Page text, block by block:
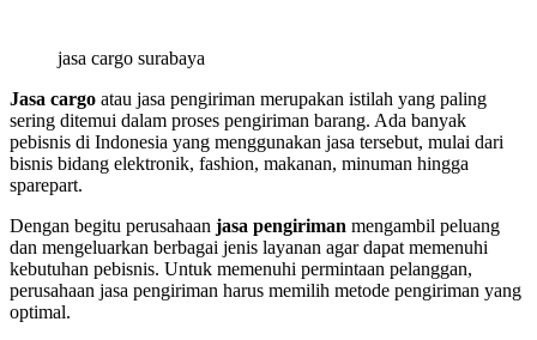
jasa cargo surabaya
Jasa cargo atau jasa pengiriman merupakan istilah yang paling
sering ditemui dalam proses pengiriman barang. Ada banyak
pebisnis di Indonesia yang menggunakan jasa tersebut, mulai dari
bisnis bidang elektronik, fashion, makanan, minuman hingga
sparepart.
Dengan begitu perusahaan jasa pengiriman mengambil peluang
dan mengeluarkan berbagai jenis layanan agar dapat memenuhi
kebutuhan pebisnis. Untuk memenuhi permintaan pelanggan,
perusahaan jasa pengiriman harus memilih metode pengiriman yang
optimal.